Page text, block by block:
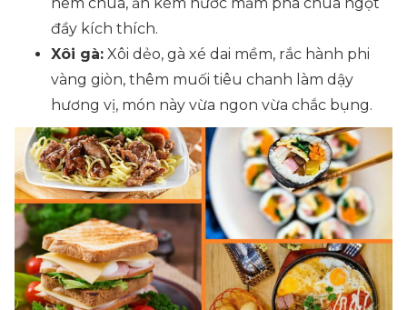
đầy kích thích.
Xôi gà: Xôi dẻo, gà xé dai mềm, rắc hành phi
vàng giòn, thêm muối tiêu chanh làm dậy
hương vị, món này vừa ngon vừa chắc bụng.